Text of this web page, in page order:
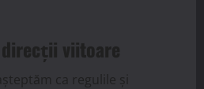
viitoare
ca regulile și